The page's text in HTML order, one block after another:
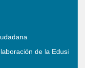
de la Edusi